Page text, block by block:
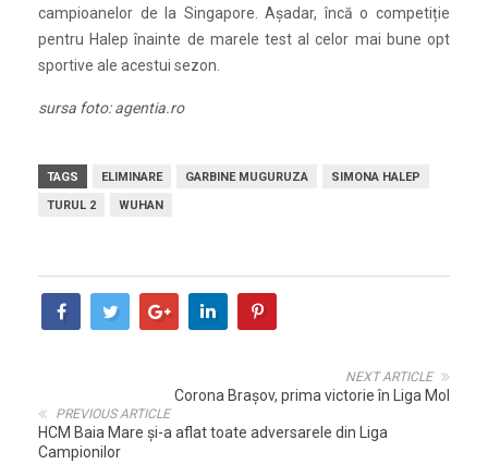
campioanelor de la Singapore. Așadar, încă o competiție
pentru Halep înainte de marele test al celor mai bune opt
sportive ale acestui sezon.
sursa foto: agentia.ro
TAGS ELIMINARE GARBINE MUGURUZA
SIMONA HALEP
TURUL 2
WUHAN
NEXT ARTICLE
Corona Brașov, prima victorie în Liga Mol
PREVIOUS ARTICLE
HCM Baia Mare şi-a aflat toate adversarele din Liga
Campionilor